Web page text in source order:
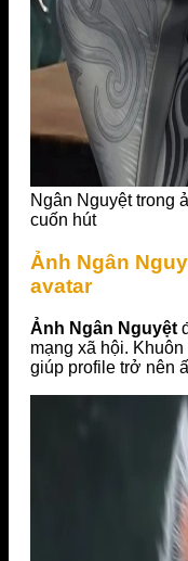
Ngân Nguyệt trong
cuốn hút
Ảnh Ngân
avatar
Ảnh Ngân Nguyệt
mạng xã hội.
giúp profile trở nên